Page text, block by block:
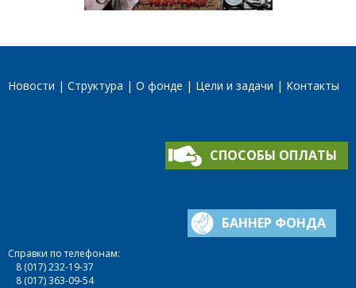
Новости Структура О фонде Цели и задачи Контакты
СПОСОБЫ ОПЛАТЫ
БАННЕР ФОНДА
Справки по телефонам:
8 (017) 232-19-37
8 (017) 363-09-54